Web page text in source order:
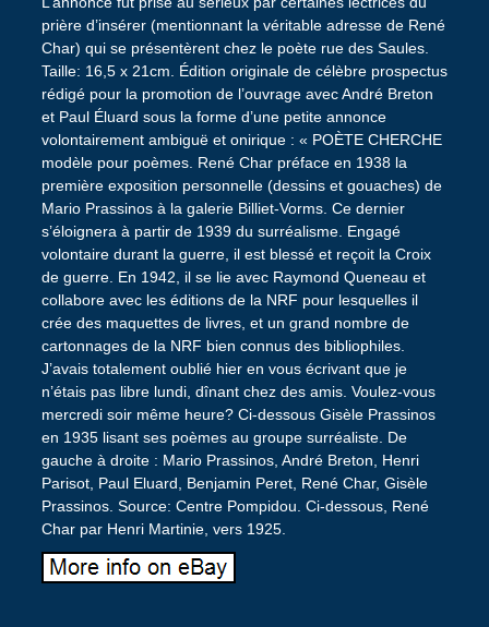
prière d’insérer (mentionnant la véritable adresse de René
Char) qui se présentèrent chez le poète rue des Saules.
Taille: 16,5 x 21cm. Édition originale de célèbre prospectus
rédigé pour la promotion de l’ouvrage avec André Breton
et Paul Éluard sous la forme d’une petite annonce
volontairement ambiguë et onirique : « POÈTE CHERCHE
modèle pour poèmes. René Char préface en 1938 la
première exposition personnelle (dessins et gouaches) de
Mario Prassinos à la galerie Billiet-Vorms. Ce dernier
s’éloignera à partir de 1939 du surréalisme. Engagé
volontaire durant la guerre, il est blessé et reçoit la Croix
de guerre. En 1942, il se lie avec Raymond Queneau et
collabore avec les éditions de la NRF pour lesquelles il
crée des maquettes de livres, et un grand nombre de
cartonnages de la NRF bien connus des bibliophiles.
J’avais totalement oublié hier en vous écrivant que je
n’étais pas libre lundi, dînant chez des amis. Voulez-vous
mercredi soir même heure? Ci-dessous Gisèle Prassinos
en 1935 lisant ses poèmes au groupe surréaliste. De
gauche à droite : Mario Prassinos, André Breton, Henri
Parisot, Paul Eluard, Benjamin Peret, René Char, Gisèle
Prassinos. Source: Centre Pompidou. Ci-dessous, René
Char par Henri Martinie, vers 1925.